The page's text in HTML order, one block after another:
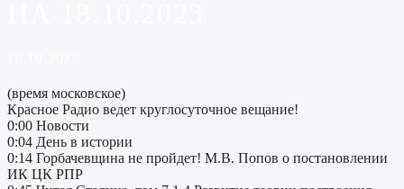
(время московское)
Красное Радио ведет круглосуточное вещание!
0:00 Новости
0:04 День в истории
0:14 Горбачевщина не пройдет! М.В. Попов о постановлении
ИК ЦК РПР